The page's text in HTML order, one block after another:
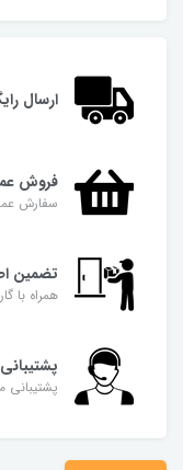
ارسال
فروش
سفارش
تضمین
همراه با
پشتیبانی
پشتیبانی